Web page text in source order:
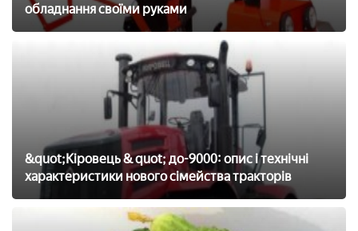
обладнання своїми руками
&quot;Кіровець & quot; до-9000: опис і технічні
характеристики нового сімейства тракторів